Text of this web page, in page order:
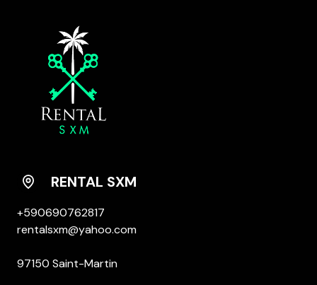
FRIENDLY
ISLAND
NOS
PROPRIÉTÉS
RENTAL
SXM
ESCAPADES
MON
RENTAL SXM
+590690762817
rentalsxm@yahoo.com
97150 Saint-Martin